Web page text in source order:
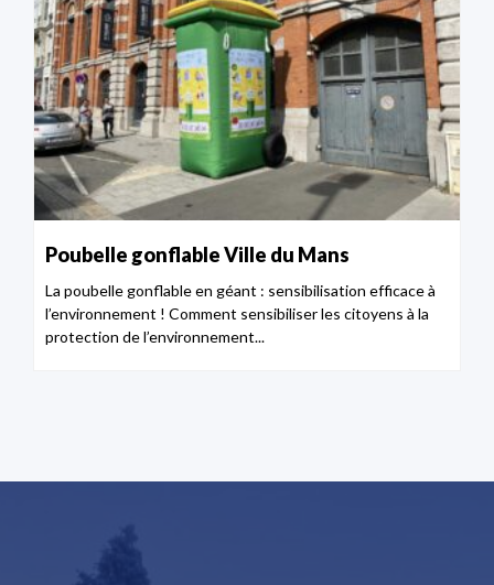
Poubelle gonflable Ville du Mans
La poubelle gonflable en géant : sensibilisation efficace à
l’environnement ! Comment sensibiliser les citoyens à la
protection de l’environnement...